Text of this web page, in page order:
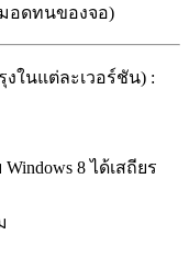
มอดทนของจอ)
งในแต่ละเวอร์ชัน) :
8 ได้เสถียร